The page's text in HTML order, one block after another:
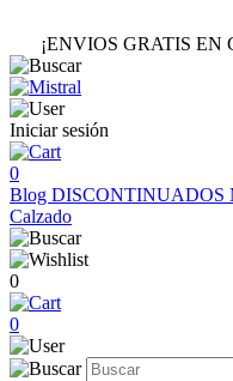
¡ENVIOS GRATIS EN
Iniciar sesión
0
Blog DISCONTINUADOS
Calzado
0
0